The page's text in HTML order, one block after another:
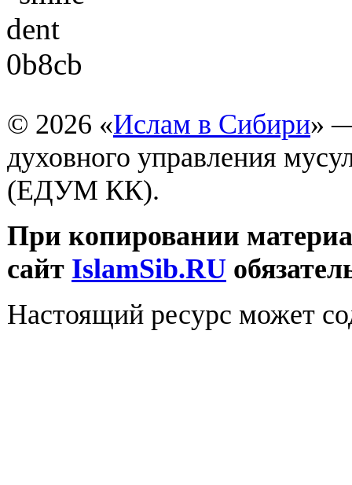
© 2026 «Ислам в Сибири»
духовного управления
(ЕДУМ КК).
При копировании
сайт IslamSib.RU
Настоящий ресурс может